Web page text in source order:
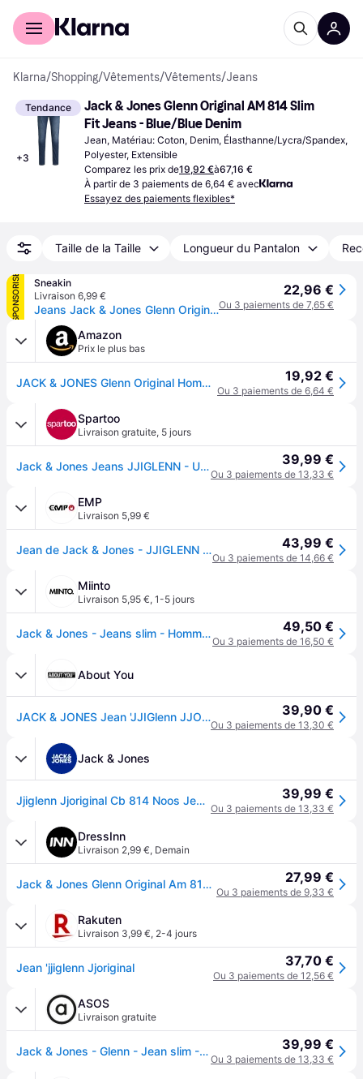
Acheter avec Klarna
Klarna/Shopping/Vêtements/Vêtements/Jeans
Tendance
+3
Jack & Jones Glenn Original AM 814 Slim
Fit Jeans - Blue/Blue Denim
Jean, Matériau: Coton, Denim, Élasthanne/Lycra/Spandex,
Polyester, Extensible
Comparez les prix de19,92 €à67,16 €
À partir de 3 paiements de 6,64 € avec
Essayez des paiements flexibles*
Taille de la Taille Longueur du Pantalon
SPONSORISÉ
Sneakin
Livraison 6,99 €
Jeans Jack & Jones Glenn Original 814 - Bleu
22,96 €
Ou 3 paiements de 7,65 €
Amazon
Prix le plus bas
JACK & JONES Glenn Original Homme Jeans, Bleu, 28W / 30L 19,92 €
Ou 3 paiements de 6,64 €
Spartoo
Livraison gratuite, 5 jours
Jack & Jones Jeans JJIGLENN - US 33 / 32 39,99 €
Ou 3 paiements de 13,33 €
EMP
Livraison 5,99 €
Jean de Jack & Jones - JJIGLENN JJORIGINAL CB 814 NOOS - W29L32 à W36L34 - pour Homme - bleu - W30L34 43,99 €
Ou 3 paiements de 14,66 €
Miinto
Livraison 5,95 €, 1-5 jours
Jack & Jones - Jeans slim - Homme - Jeans - Bleu - Taille: W36 L32 49,50 €
Ou 3 paiements de 16,50 €
About You
JACK & JONES Jean 'JJIGlenn JJOriginal' bleu denim 39,90 €
Ou 3 paiements de 13,30 €
Jack & Jones
Jjiglenn Jjoriginal Cb 814 Noos Jean Slim 39,99 €
Ou 3 paiements de 13,33 €
DressInn
Livraison 2,99 €, Demain
Jack & Jones Glenn Original Am 814 Slim Jeans Bleu 29 / 30 Homme 27,99 €
Ou 3 paiements de 9,33 €
Rakuten
Livraison 3,99 €, 2-4 jours
Jean 'jjiglenn Jjoriginal 37,70 €
Ou 3 paiements de 12,56 €
ASOS
Livraison gratuite
Jack & Jones - Glenn - Jean slim - Bleu moyen délavé 39,99 €
Ou 3 paiements de 13,33 €